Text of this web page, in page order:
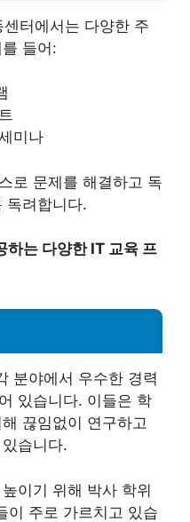
터에서는 다양한 주
들어:
미나
로 문제를 해결하고 독
독려합니다.
하는 다양한 IT 교육 프
분야에서 우수한 경력
있습니다. 이들은 학
끊임없이 연구하고
습니다.
이기 위해 박사 학위
이 주로 가르치고 있습